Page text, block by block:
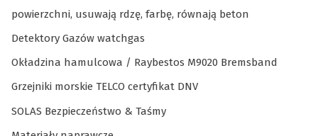
powierzchni, usuwają rdzę, farbę, równają beton
Detektory Gazów watchgas
Okładzina hamulcowa / Raybestos M9020 Bremsband
Grzejniki morskie TELCO certyfikat DNV
SOLAS Bezpieczeństwo & Taśmy